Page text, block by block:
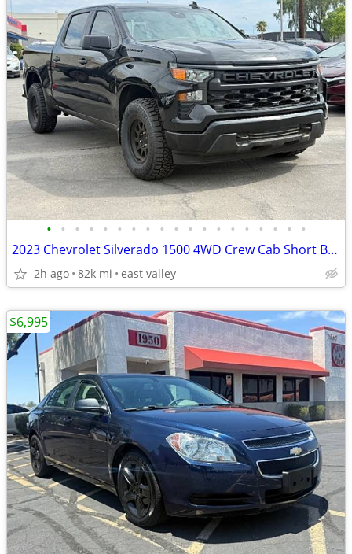
• • • • • • • • • • • • • • • • • • •
2023 Chevrolet Silverado 1500 4WD Crew Cab Short Bed Custom
2h ago 82k mi east valley
$6,995